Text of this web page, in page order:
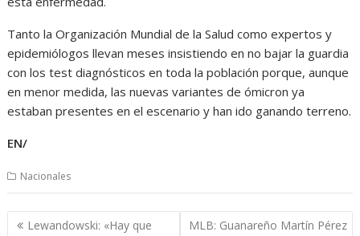
Tanto la Organización Mundial de la Salud como expertos y
epidemiólogos llevan meses insistiendo en no bajar la guardia
con los test diagnósticos en toda la población porque, aunque
en menor medida, las nuevas variantes de ómicron ya
estaban presentes en el escenario y han ido ganando terreno.
EN/
Nacionales
Navegación
Lewandowski: «Hay que
MLB: Guanareño Martín Pérez